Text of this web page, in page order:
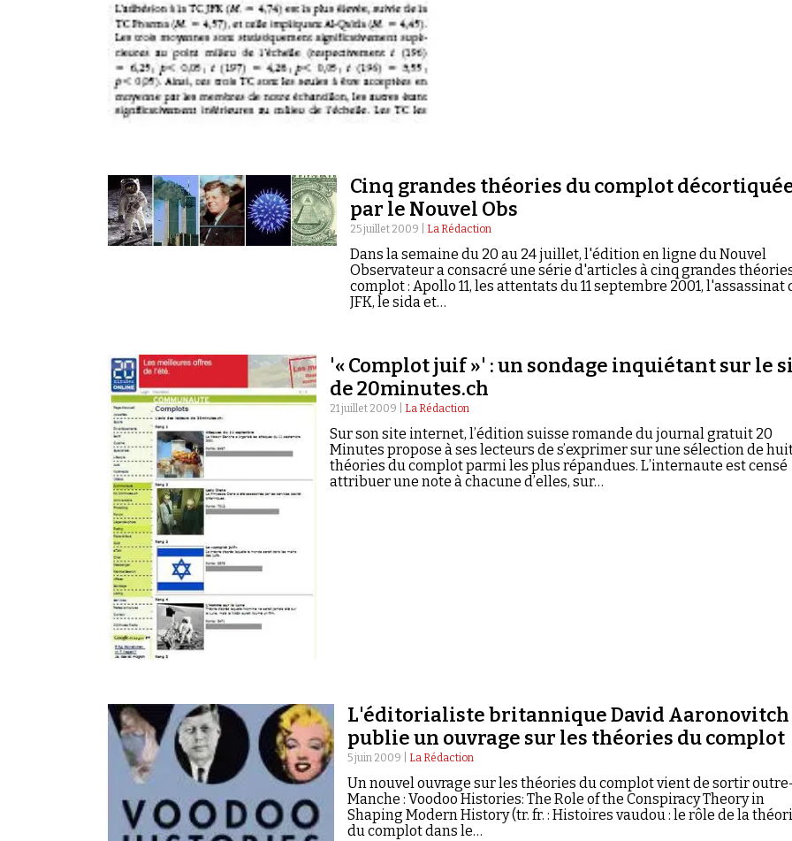
Cinq grandes théories du complot
par le Nouvel Obs
25 juillet 2009 | La Rédaction
Dans la semaine du 20 au 24 juillet, l'édition en ligne du Nouvel
Observateur a consacré une série d'articles à cinq grandes
complot : Apollo 11, les attentats du 11 septembre 2001, l'assassinat
JFK, le sida et…
'« Complot juif »' : un sondage inquiétant sur le
de 20minutes.ch
21 juillet 2009 | La Rédaction
Sur son site internet, l’édition suisse romande du journal gratuit 20
Minutes propose à ses lecteurs de s’exprimer sur une sélection de
théories du complot parmi les plus répandues. L’internaute est censé
attribuer une note à chacune d’elles, sur…
L'éditorialiste britannique David Aaronovitch
publie un ouvrage sur les théories du complot
5 juin 2009 | La Rédaction
Un nouvel ouvrage sur les théories du complot vient de sortir
Manche : Voodoo Histories: The Role of the Conspiracy Theory in
Shaping Modern History (tr. fr. : Histoires vaudou : le rôle de la
du complot dans le…